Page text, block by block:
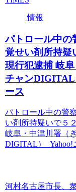
情報
パトロール中の
覚せい剤所持疑
現行犯逮捕 岐
チャンDIGITAL
ース
パトロール中の警
い剤所持疑いで５
岐阜・中津川署（
DIGITAL） Yahoo!
河村名古屋市長、